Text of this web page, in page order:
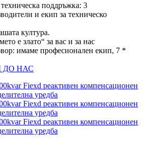
поддръжка: 3
и екип за техническо
култура.
е злато“ за вас и за нас
имаме професионален екип, 7 *
ДО НАС